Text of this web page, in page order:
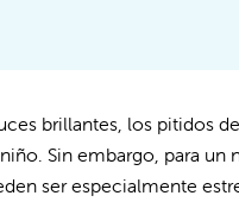
brillantes, los pitidos
Sin embargo, para
ser especialmente